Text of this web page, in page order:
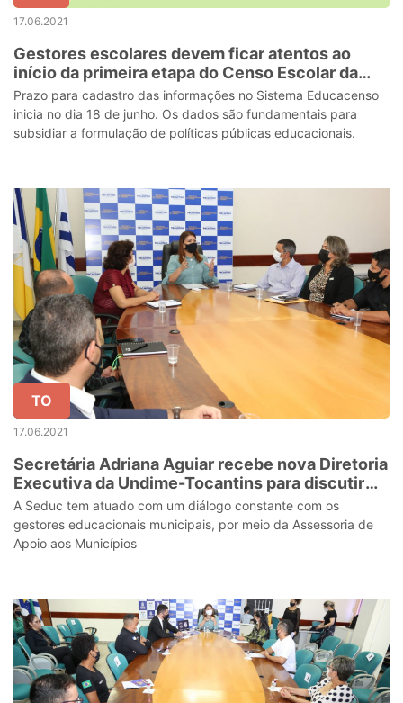
17.06.2021
Gestores escolares devem ficar atentos ao
início da primeira etapa do Censo Escolar da
Educação Básica 2021
Prazo para cadastro das informações no Sistema Educacenso
inicia no dia 18 de junho. Os dados são fundamentais para
subsidiar a formulação de políticas públicas educacionais.
TO
17.06.2021
Secretária Adriana Aguiar recebe nova Diretoria
Executiva da Undime-Tocantins para discutir
proposta de trabalho conjunto
A Seduc tem atuado com um diálogo constante com os
gestores educacionais municipais, por meio da Assessoria de
Apoio aos Municípios